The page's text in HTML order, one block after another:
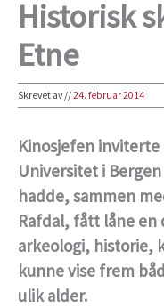
Historisk
Etne
Skrevet av//24. februar 2014
Kinosjefen inviterte
Universitet i
hadde, sammen
Rafdal, fått låne
arkeologi, historie,
kunne vise frem
ulik alder.